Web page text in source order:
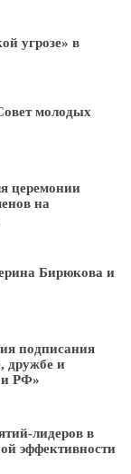
угрозе» в
молодых
церемонии
на
Бирюкова и
подписания
дружбе и
и РФ»
лидеров в
эффективности